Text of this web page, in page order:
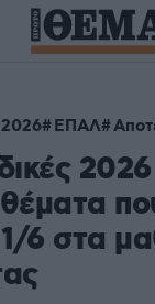
ΕΠΑΛ
6 στα